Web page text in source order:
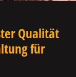
Qualität
für